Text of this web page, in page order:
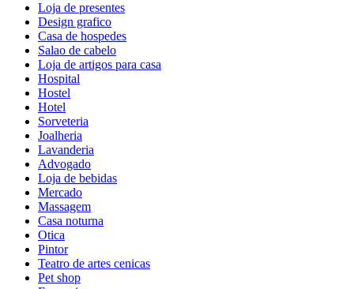
Loja de presentes
Design grafico
Casa de hospedes
Salao de cabelo
Loja de artigos para casa
Hospital
Hostel
Hotel
Sorveteria
Joalheria
Lavanderia
Advogado
Loja de bebidas
Mercado
Massagem
Casa noturna
Otica
Pintor
Teatro de artes cenicas
Pet shop